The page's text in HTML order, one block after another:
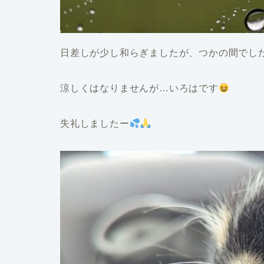
日差しが少し和らぎましたが、つかの間でし
涼しくはなりませんが…いろはです
失礼しましたー